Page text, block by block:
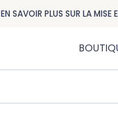
EN SAVOIR PLUS SUR LA MISE